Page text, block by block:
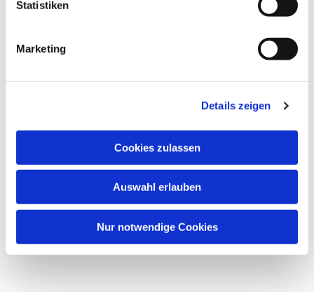
Statistiken
Marketing
Details zeigen
Cookies zulassen
Auswahl erlauben
Nur notwendige Cookies
Dies könnte Sie auch